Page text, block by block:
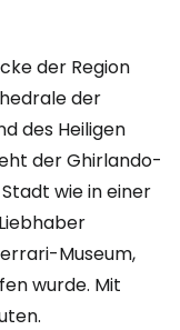
der Region
der
des Heiligen
der Ghirlando-
wie in einer
Museum,
wurde. Mit